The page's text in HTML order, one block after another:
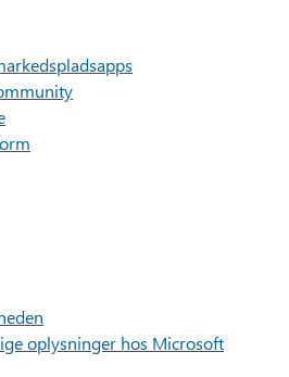
oplysninger hos Microsoft